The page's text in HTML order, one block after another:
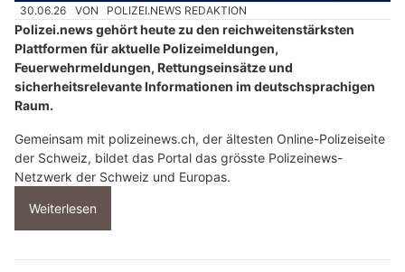
30.06.26 VON POLIZEI.NEWS REDAKTION
Polizei.news gehört heute zu den reichweitenstärksten
Plattformen für aktuelle Polizeimeldungen,
Feuerwehrmeldungen, Rettungseinsätze und
sicherheitsrelevante Informationen im deutschsprachigen
Raum.
Gemeinsam mit polizeinews.ch, der ältesten Online-Polizeiseite
der Schweiz, bildet das Portal das grösste Polizeinews-
Netzwerk der Schweiz und Europas.
Weiterlesen